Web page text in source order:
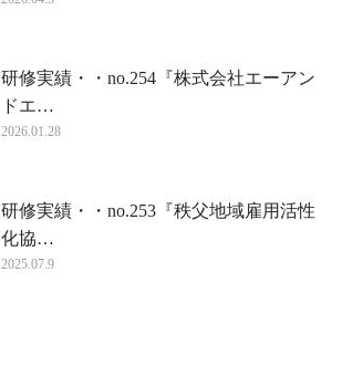
研修実績・・no.254『株式会社エーアン
ドエ…
2026.01.28
研修実績・・no.253『秩父地域雇用活性
化協…
2025.07.9